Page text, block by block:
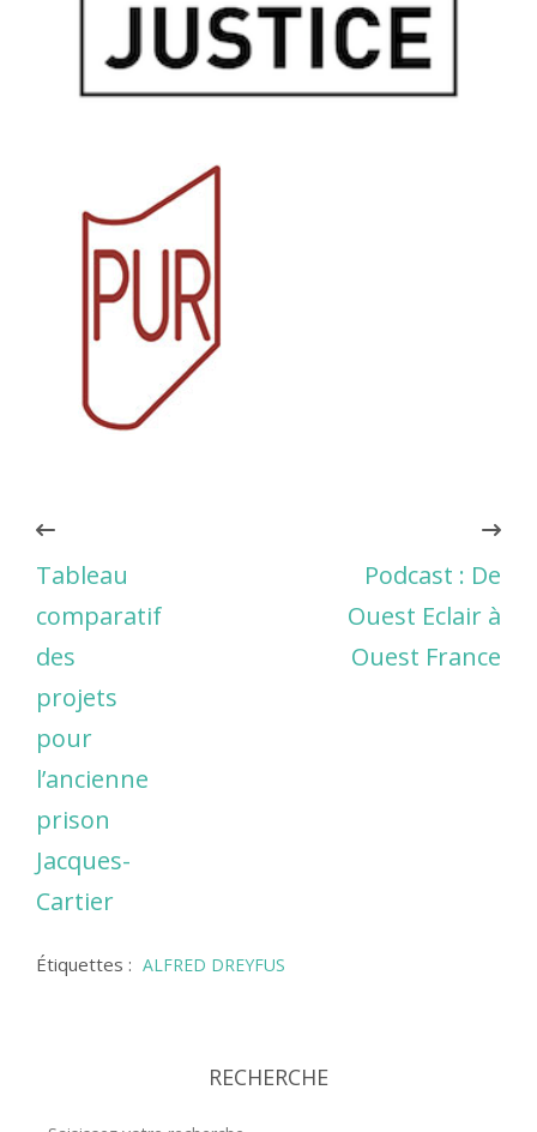
Tableau
comparatif
des
projets
pour
l’ancienne
prison
Jacques-
Cartier
Podcast : De
Ouest Eclair à
Ouest France
Étiquettes : ALFRED DREYFUS
RECHERCHE